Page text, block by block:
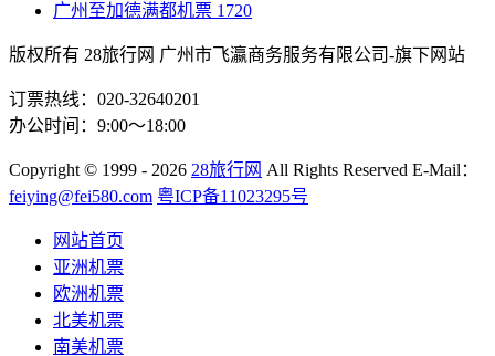
广州至加德满都机票 1720
版权所有 28旅行网 广州市飞瀛商务服务有限公司-旗下网站
订票热线：020-32640201
办公时间：9:00～18:00
Copyright © 1999 - 2026 28旅行网 All Rights Reserved E-Mail：
feiying@fei580.com 粤ICP备11023295号
网站首页
亚洲机票
欧洲机票
北美机票
南美机票